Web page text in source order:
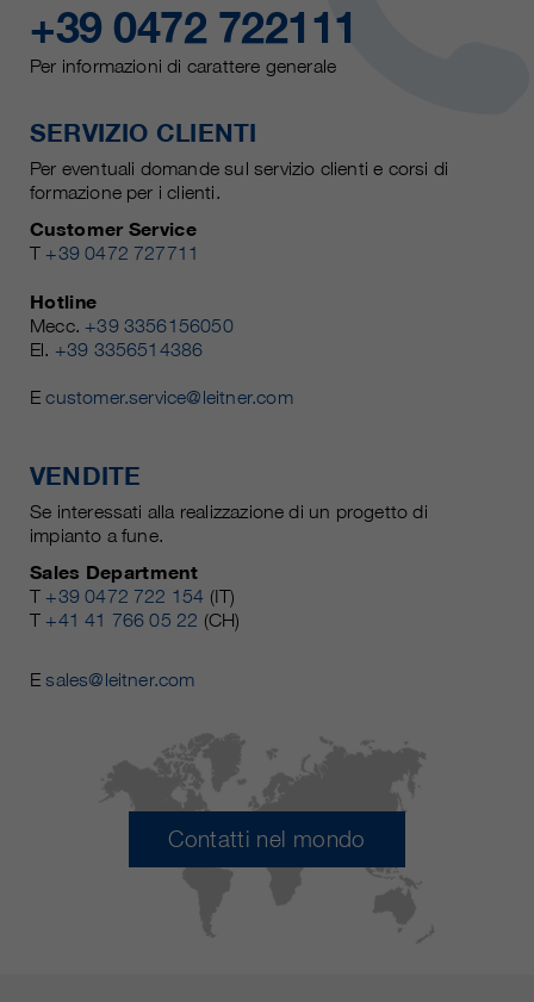
+39 0472 722111
Per informazioni di carattere generale
SERVIZIO CLIENTI
Per eventuali domande sul servizio clienti e corsi di
formazione per i clienti.
Customer Service
T +39 0472 727711
Hotline
Mecc. +39 3356156050
El. +39 3356514386
Ecustomer.service@leitner.com
VENDITE
Se interessati alla realizzazione di un progetto di
impianto a fune.
Sales Department
T +39 0472 722 154 (IT)
T +41 41 766 05 22 (CH)
Esales@leitner.com
Contatti nel mondo